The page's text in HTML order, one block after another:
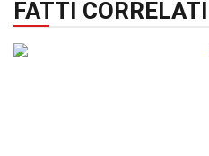
FATTI CORRELATI